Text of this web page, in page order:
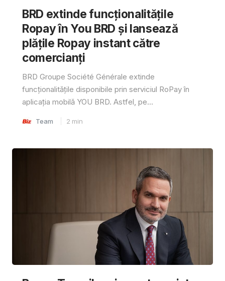
BRD extinde funcționalitățile
Ropay în You BRD și lansează
plățile Ropay instant către
comercianți
BRD Groupe Société Générale extinde
funcționalitățile disponibile prin serviciul RoPay în
aplicația mobilă YOU BRD. Astfel, pe...
Team 2 min